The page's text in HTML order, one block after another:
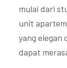
mulai dari
unit
yang elegan
dapat